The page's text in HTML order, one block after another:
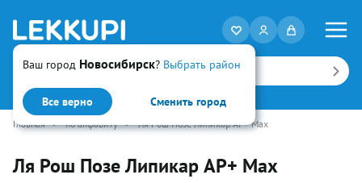
Ваш город Новосибирск? Выбрать район
Все верно Сменить город
Искать
Главная • по алфавиту • Ля Рош Позе Липикар AP+ Max
Ля Рош Позе Липикар AP+ Max